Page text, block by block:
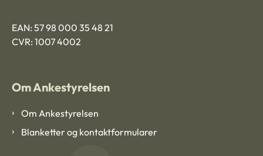
EAN: 57 98 000 35 48 21
CVR: 1007 4002
Om Ankestyrelsen
Om Ankestyrelsen
Blanketter og kontaktformularer